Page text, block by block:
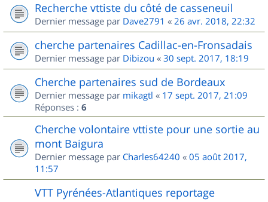
Recherche vttiste du côté de casseneuil
Dernier message par Dave2791 « 26 avr. 2018, 22:32
cherche partenaires Cadillac-en-Fronsadais
Dernier message par Dibizou « 30 sept. 2017, 18:19
Cherche partenaires sud de Bordeaux
Dernier message par mikagtl « 17 sept. 2017, 21:09
Réponses : 6
Cherche volontaire vttiste pour une sortie au
mont Baigura
Dernier message par Charles64240 « 05 août 2017,
11:57
VTT Pyrénées-Atlantiques reportage